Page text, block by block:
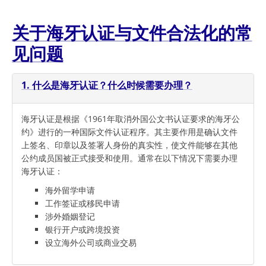
关于海牙认证与文件合法化的常
见问题
1. 什么是海牙认证？什么时候需要办理？
海牙认证是根据《1961年取消外国公文书认证要求的海牙公
约》进行的一种国际文件认证程序。其主要作用是确认文件
上签名、印章以及签署人身份的真实性，使文件能够在其他
公约成员国被正式接受和使用。通常在以下情况下需要办理
海牙认证：
海外留学申请
工作签证或移民申请
涉外婚姻登记
银行开户或跨境投资
设立海外公司或商业交易